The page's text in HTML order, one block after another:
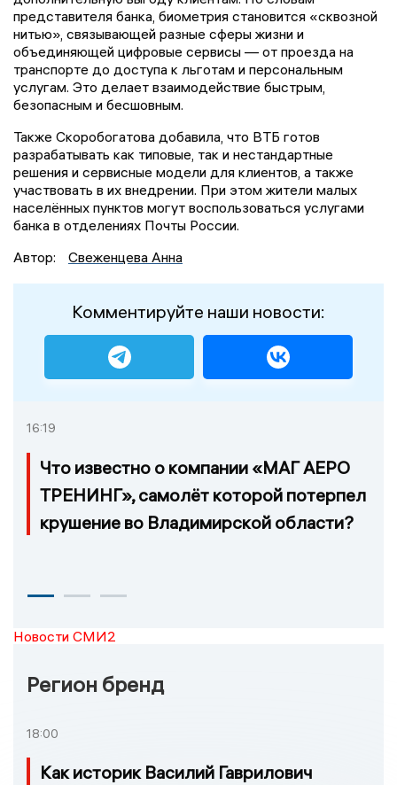
представителя банка, биометрия становится «сквозной
нитью», связывающей разные сферы жизни и
объединяющей цифровые сервисы — от проезда на
транспорте до доступа к льготам и персональным
услугам. Это делает взаимодействие быстрым,
безопасным и бесшовным.
Также Скоробогатова добавила, что ВТБ готов
разрабатывать как типовые, так и нестандартные
решения и сервисные модели для клиентов, а также
участвовать в их внедрении. При этом жители малых
населённых пунктов могут воспользоваться услугами
банка в отделениях Почты России.
Автор:
Свеженцева Анна
Комментируйте наши новости:
16:19
Что известно о компании «МАГ АЕРО
ТРЕНИНГ», самолёт которой потерпел
крушение во Владимирской области?
Новости СМИ2
Регион бренд
18:00
Как историк Василий Гаврилович